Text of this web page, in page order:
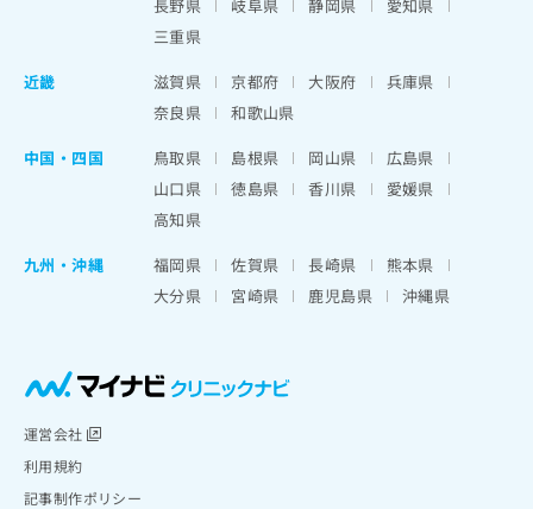
長野県
岐阜県 静岡県
愛知県
三重県
近畿
滋賀県 京都府 大阪府
兵庫県
奈良県
和歌山県
中国・四国
鳥取県 島根県 岡山県
広島県
山口県
徳島県 香川県
愛媛県
高知県
九州・沖縄
福岡県 佐賀県 長崎県
熊本県
大分県
宮崎県 鹿児島県 沖縄県
運営会社
利用規約
記事制作ポリシー